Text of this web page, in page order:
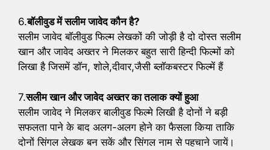
6.बॉलीवुड में सलीम जावेद कौन है?
सलीम जावेद बाॅलीवुड फिल्म लेखकों की जोड़ी है दो दोस्त सलीम
खान और जावेद अख्तर ने मिलकर बहुत सारी हिन्दी फिल्मों को
लिखा है जिसमें डाॅन, शोले,दीवार,जैसी ब्लॉकबस्टर फिल्में हैं
7.सलीम खान और जावेद अख्तर का तलाक क्यों हुआ
सलीम जावेद ने मिलकर बालीवुड फिल्मे लिखी है दोनों ने बड़ी
सफलता पाने के बाद अलग-अलग होने का फैसला किया ताकि
दोनों सिंगल लेखक बन सकें और सिंगल नाम से पहचाने जायें।